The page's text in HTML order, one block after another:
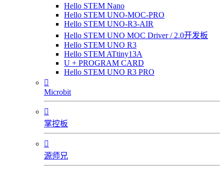
Hello STEM Nano
Hello STEM UNO-MOC-PRO
Hello STEM UNO-R3-AIR
Hello STEM UNO MOC Driver / 2.0开发板
Hello STEM UNO R3
Hello STEM ATtiny13A
U + PROGRAM CARD
Hello STEM UNO R3 PRO

Microbit

掌控板

源师兄